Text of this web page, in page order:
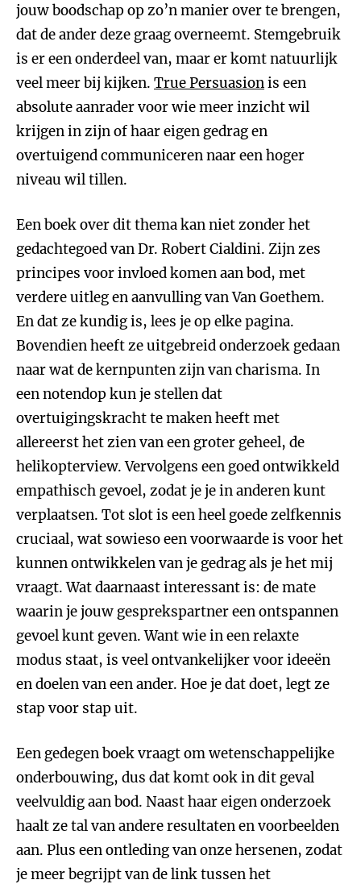
jouw boodschap op zo’n manier over te brengen,
dat de ander deze graag overneemt. Stemgebruik
is er een onderdeel van, maar er komt natuurlijk
veel meer bij kijken. True Persuasionis een
absolute aanrader voor wie meer inzicht wil
krijgen in zijn of haar eigen gedrag en
overtuigend communiceren naar een hoger
niveau wil tillen.
Een boek over dit thema kan niet zonder het
gedachtegoed van Dr. Robert Cialdini. Zijn zes
principes voor invloed komen aan bod, met
verdere uitleg en aanvulling van Van Goethem.
En dat ze kundig is, lees je op elke pagina.
Bovendien heeft ze uitgebreid onderzoek gedaan
naar wat de kernpunten zijn van charisma. In
een notendop kun je stellen dat
overtuigingskracht te maken heeft met
allereerst het zien van een groter geheel, de
helikopterview. Vervolgens een goed ontwikkeld
empathisch gevoel, zodat je je in anderen kunt
verplaatsen. Tot slot is een heel goede zelfkennis
cruciaal, wat sowieso een voorwaarde is voor het
kunnen ontwikkelen van je gedrag als je het mij
vraagt. Wat daarnaast interessant is: de mate
waarin je jouw gesprekspartner een ontspannen
gevoel kunt geven. Want wie in een relaxte
modus staat, is veel ontvankelijker voor ideeën
en doelen van een ander. Hoe je dat doet, legt ze
stap voor stap uit.
Een gedegen boek vraagt om wetenschappelijke
onderbouwing, dus dat komt ook in dit geval
veelvuldig aan bod. Naast haar eigen onderzoek
haalt ze tal van andere resultaten en voorbeelden
aan. Plus een ontleding van onze hersenen, zodat
je meer begrijpt van de link tussen het